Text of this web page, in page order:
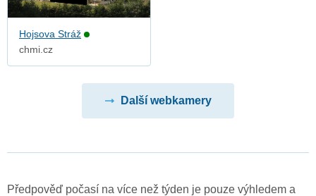
Hojsova Stráž
chmi.cz
Další webkamery
Předpověď počasí na více než týden je pouze výhledem a